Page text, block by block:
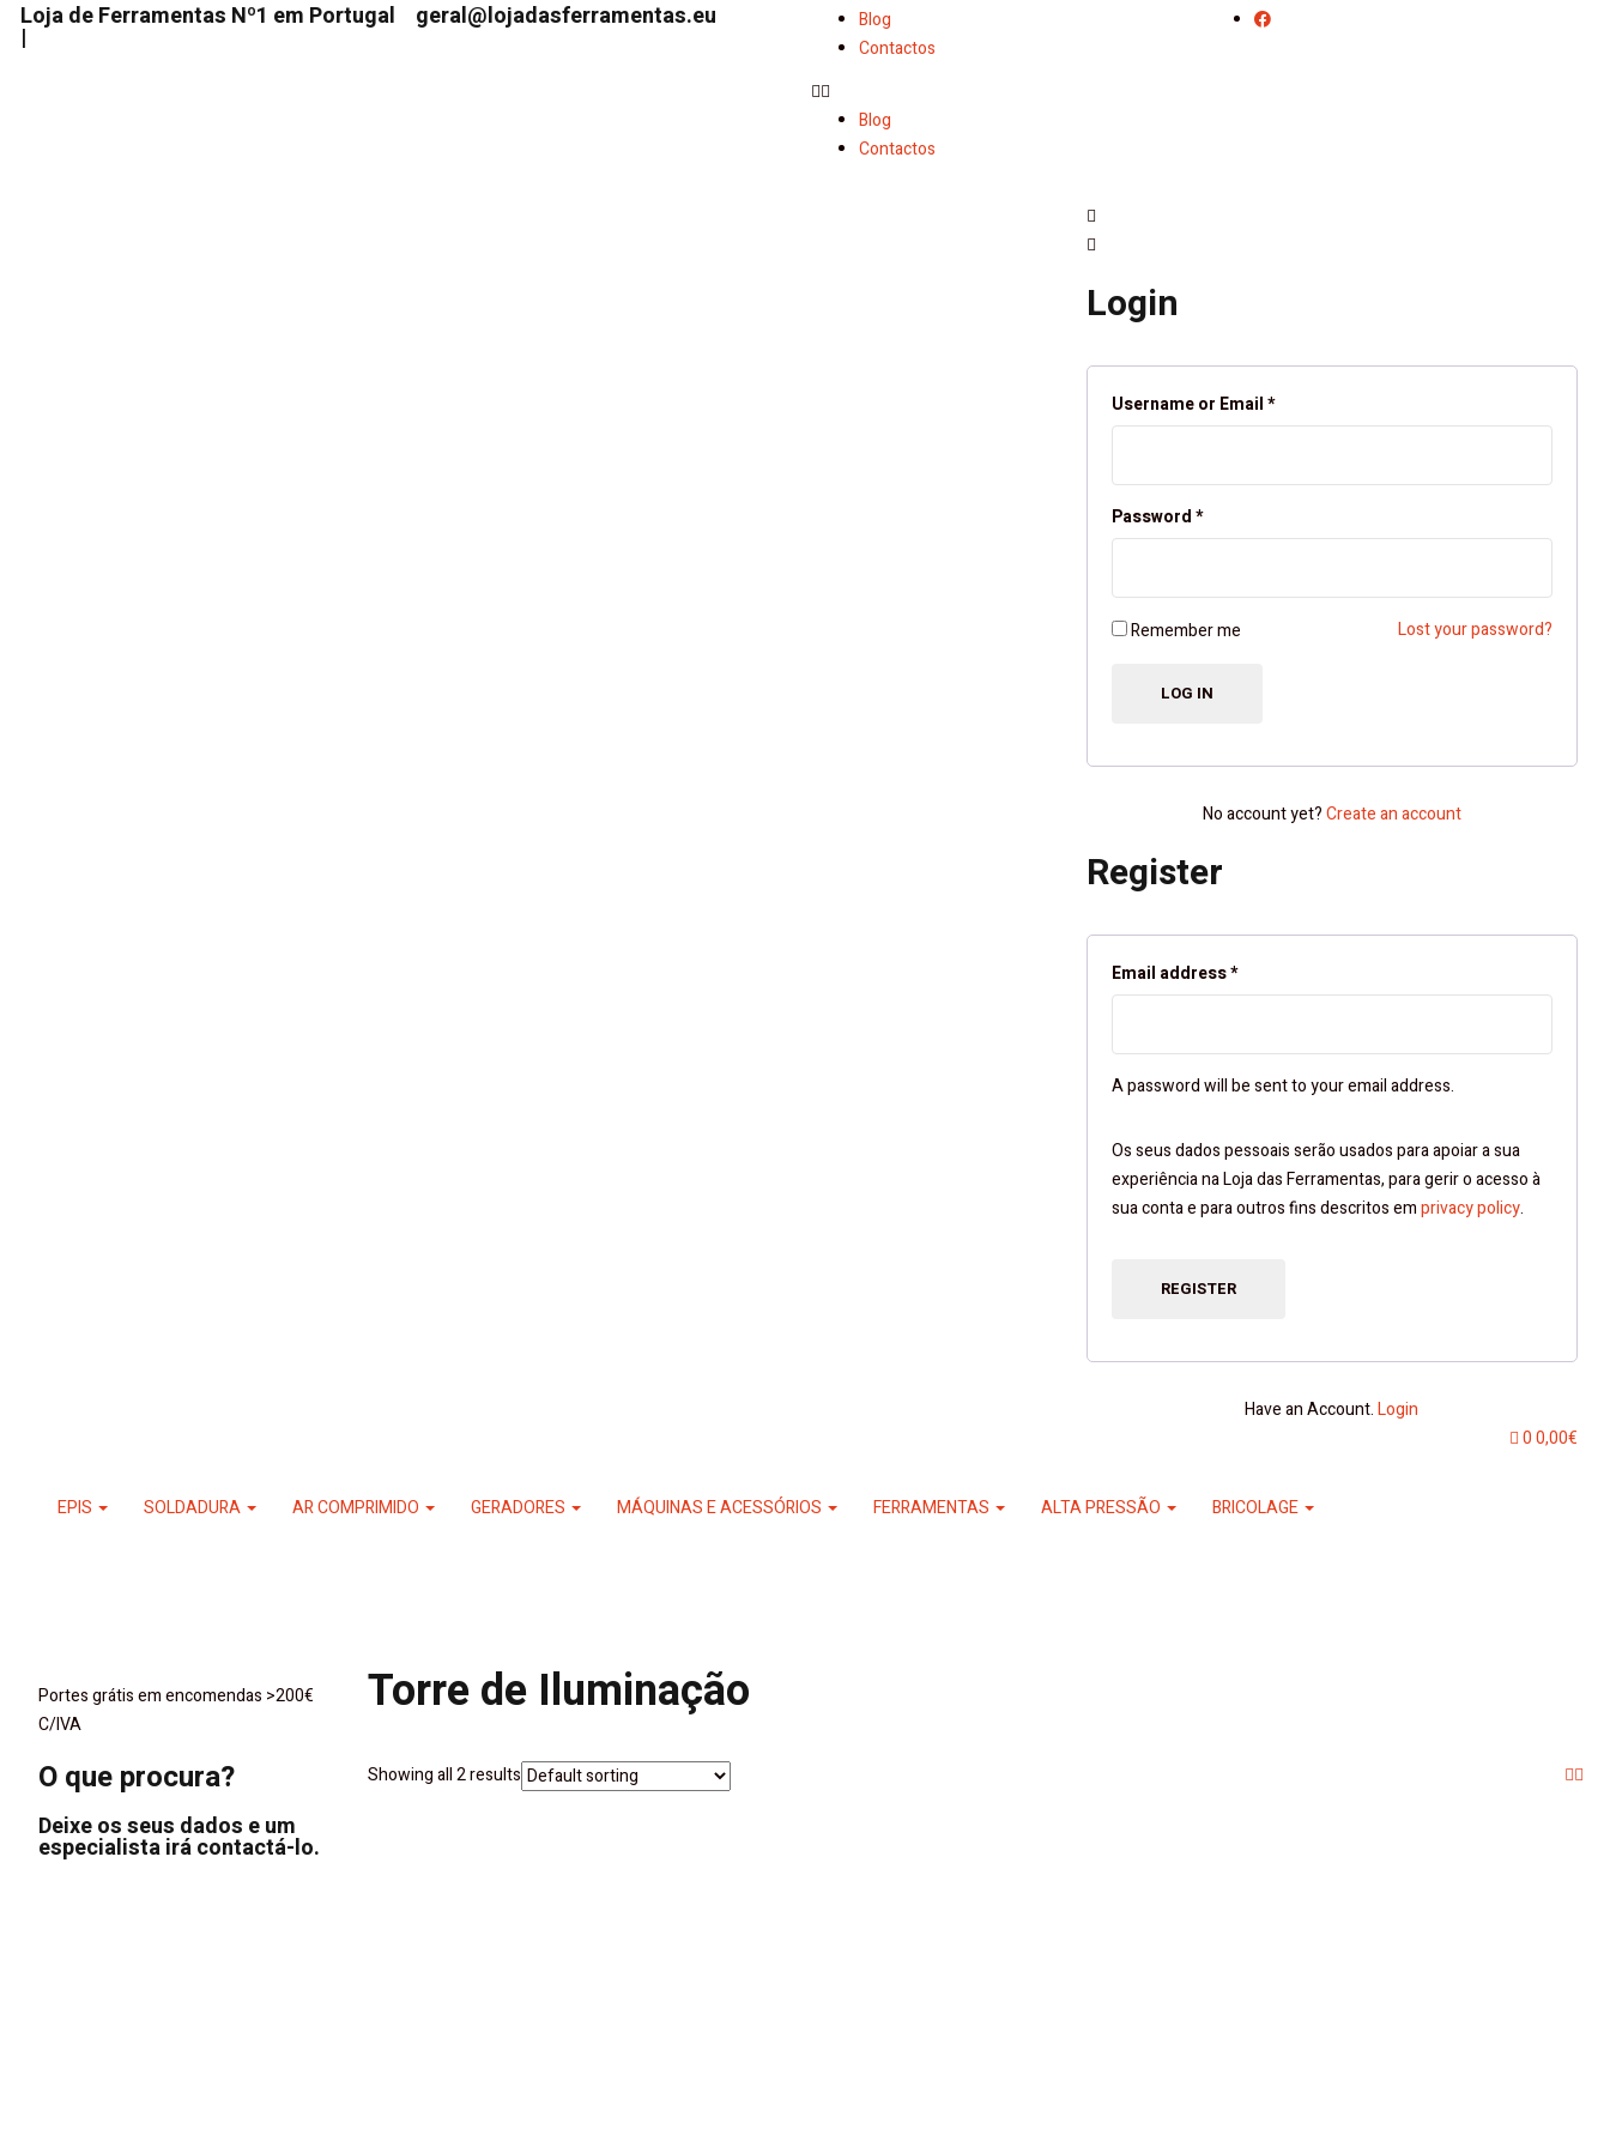
Loja de Ferramentas Nº1 em Portugal
|
geral@lojadasferramentas.eu
Blog
Contactos
Blog
Contactos
Login
Username or Email*
Password*
Remember me Lost your password?
No account yet?Create an account
Register
Email address*
A password will be sent to your email address.
Os seus dados pessoais serão usados ​​para apoiar a sua
experiência na Loja das Ferramentas, para gerir o acesso à
sua conta e para outros fins descritos emprivacy policy.
REGISTER
Have an Account.Login
00,00€
EPIS SOLDADURA AR COMPRIMIDO GERADORES MÁQUINAS E ACESSÓRIOS FERRAMENTAS ALTA PRESSÃO BRICOLAGE
Portes grátis em encomendas >200€
C/IVA
O que procura?
Deixe os seus dados e um
especialista irá contactá-lo.
Torre de Iluminação
Showing all 2 results